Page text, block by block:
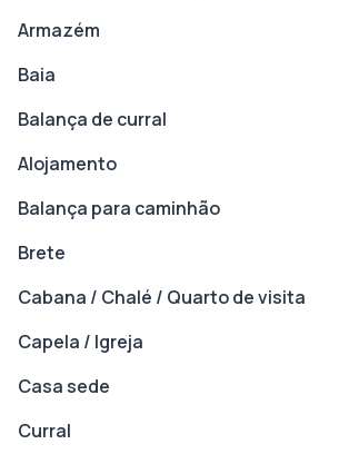
Armazém
Baia
Balança de curral
Alojamento
Balança para caminhão
Brete
Cabana / Chalé / Quarto de visita
Capela / Igreja
Casa sede
Curral